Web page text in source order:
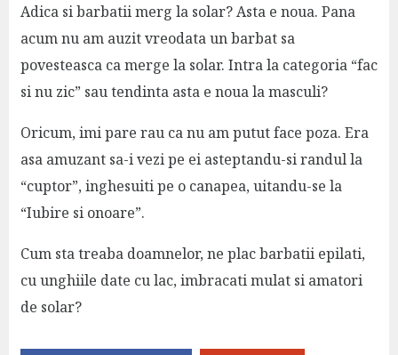
Adica si barbatii merg la solar? Asta e noua. Pana
acum nu am auzit vreodata un barbat sa
povesteasca ca merge la solar. Intra la categoria “fac
si nu zic” sau tendinta asta e noua la masculi?
Oricum, imi pare rau ca nu am putut face poza. Era
asa amuzant sa-i vezi pe ei asteptandu-si randul la
“cuptor”, inghesuiti pe o canapea, uitandu-se la
“Iubire si onoare”.
Cum sta treaba doamnelor, ne plac barbatii epilati,
cu unghiile date cu lac, imbracati mulat si amatori
de solar?